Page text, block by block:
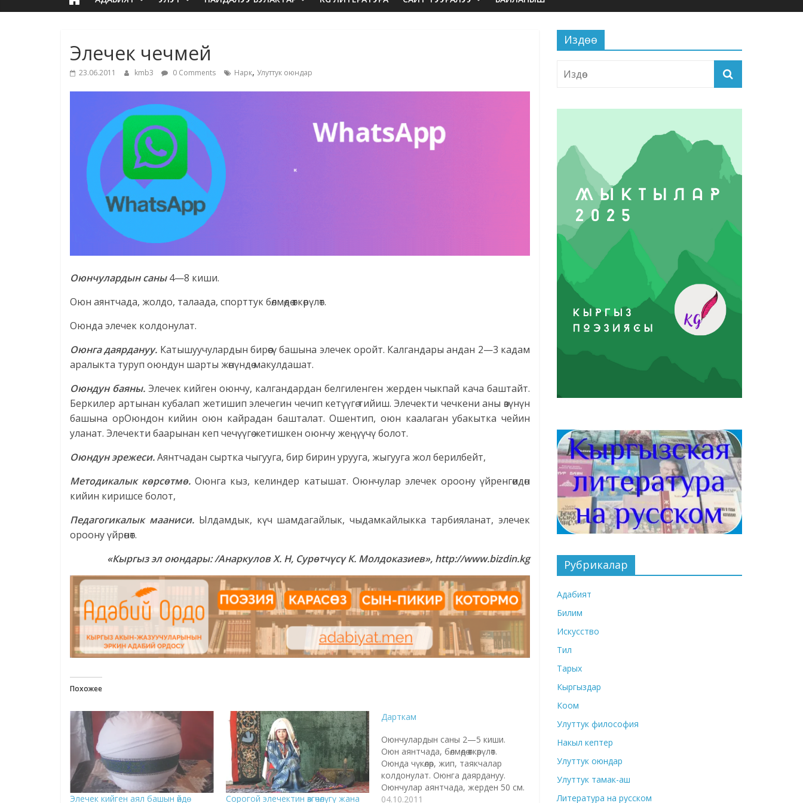
Элечек чечмей
23.06.2011 kmb3 0 Comments Нарк, Улуттук оюндар
Оюнчулардын саны4—8 киши.
Оюн аянтчада, жолдо, талаада, спорттук бөлмөдө өткөрүлөт.
Оюнда элечек колдонулат.
Оюнга даярдануу. Катышуучулардын бирөөсү башына элечек оройт. Калгандары андан 2—3 кадам
аралыкта туруп оюндун шарты жөнүндө макулдашат.
Оюндун баяны.Элечек кийген оюнчу, калгандардан белгиленген жерден чыкпай кача баштайт.
Беркилер артынан кубалап жетишип элечегин чечип кетүүгө тийиш. Элечекти чечкени аны өзүнүн
башына орОюндон кийин оюн кайрадан башталат. Ошентип, оюн каалаган убакытка чейин
уланат. Элечекти баарынан кеп чечүүгө жетишкен оюнчу жеңүүчү болот.
Оюндун эрежеси.Аянтчадан сыртка чыгууга, бир бирин урууга, жыгууга жол берилбейт,
Методикалык көрсөтмө. Оюнга кыз, келиндер катышат. Оюнчулар элечек ороону үйренгөидөн
кийин киришсе болот,
Педагогикалык мааниси.Ылдамдык, күч шамдагайлык, чыдамкайлыкка тарбияланат, элечек
ороону үйрөнөт.
«Кыргыз эл оюндары: /Анаркулов X. Н, Сурөтчүсү К. Молдоказиев», http://www.bizdin.kg
Похожее
Элечек кийген аял башын өйдө
Сорогой элечектин өзгөчөлүгү жана
Дарткам
Оюнчулардын саны 2—5 киши.
Оюн аянтчада, бөлмөдө өткөрүлөт.
Оюнда чүкөлөр, жип, таякчалар
колдонулат. Оюнга даярдануу.
Оюнчулар аянтчада, жерден 50 см.
бийиктикке таякчаларды
04.10.2011
Издөө
Рубрикалар
Адабият
Билим
Искусство
Тил
Тарых
Кыргыздар
Коом
Улуттук философия
Накыл кептер
Улуттук оюндар
Улуттук тамак-аш
Литература на русском